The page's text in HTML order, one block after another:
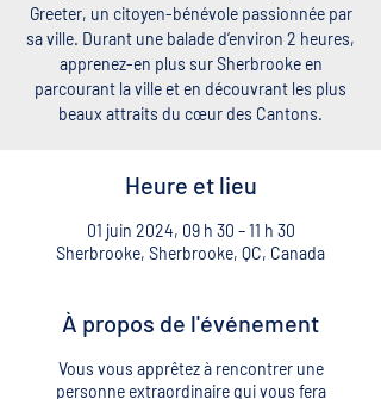
Greeter, un citoyen-bénévole passionnée par
sa ville. Durant une balade d’environ 2 heures,
apprenez-en plus sur Sherbrooke en
parcourant la ville et en découvrant les plus
beaux attraits du cœur des Cantons.
Heure et lieu
01 juin 2024, 09 h 30 – 11 h 30
Sherbrooke, Sherbrooke, QC, Canada
À propos de l'événement
Vous vous apprêtez à rencontrer une
personne extraordinaire qui vous fera